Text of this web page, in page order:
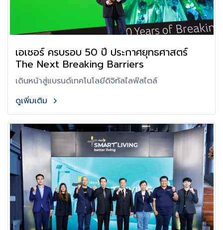
เอเซอร์ ครบรอบ 50 ปี ประกาศยุทธศาสตร์
The Next Breaking Barriers
เดินหน้าสู่แบรนด์เทคโนโลยีดิจิทัลไลฟ์สไตล์
ดูเพิ่มเติม